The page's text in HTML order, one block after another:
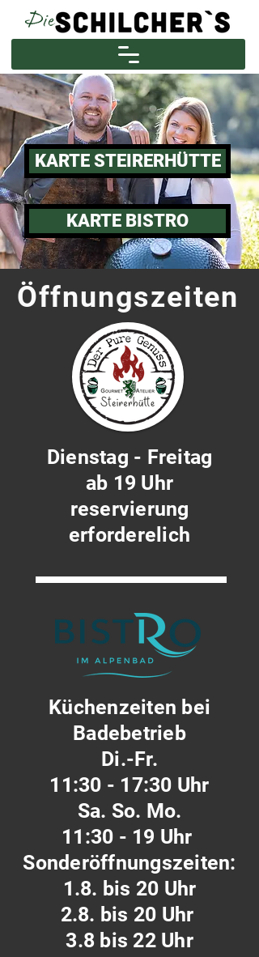
KARTE STEIRERHÜTTE
KARTE BISTRO
Öffnungszeiten
Dienstag - Freitag
ab 19 Uhr
reservierung
erforderelich
Küchenzeiten bei
Badebetrieb
Di.-Fr.
11:30 - 17:30 Uhr
Sa. So. Mo.
11:30 - 19 Uhr
Sonderöffnungszeiten:
1.8. bis 20 Uhr
2.8. bis 20 Uhr
3.8 bis 22 Uhr